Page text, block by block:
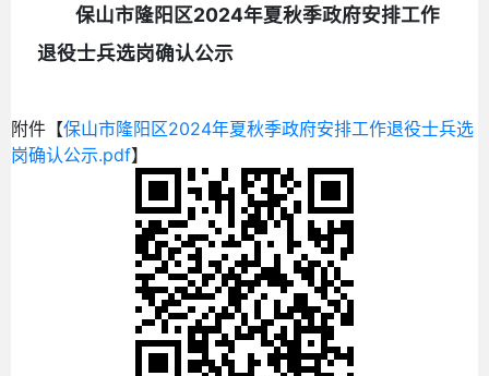
保山市隆阳区2024年夏秋季政府安排工作
退役士兵选岗确认公示
附件【保山市隆阳区2024年夏秋季政府安排工作退役士兵选
岗确认公示.pdf】